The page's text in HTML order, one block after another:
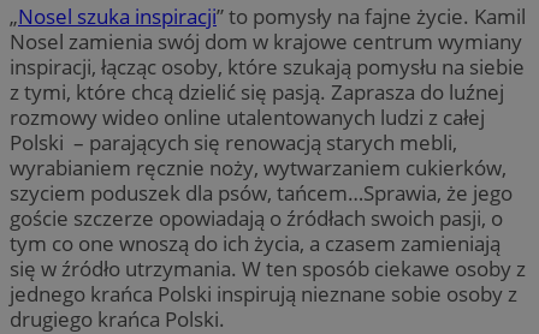
„Nosel szuka inspiracji” to pomysły na fajne życie. Kamil
Nosel zamienia swój dom w krajowe centrum wymiany
inspiracji, łącząc osoby, które szukają pomysłu na siebie
z tymi, które chcą dzielić się pasją. Zaprasza do luźnej
rozmowy wideo online utalentowanych ludzi z całej
Polski – parających się renowacją starych mebli,
wyrabianiem ręcznie noży, wytwarzaniem cukierków,
szyciem poduszek dla psów, tańcem…Sprawia, że jego
goście szczerze opowiadają o źródłach swoich pasji, o
tym co one wnoszą do ich życia, a czasem zamieniają
się w źródło utrzymania. W ten sposób ciekawe osoby z
jednego krańca Polski inspirują nieznane sobie osoby z
drugiego krańca Polski.